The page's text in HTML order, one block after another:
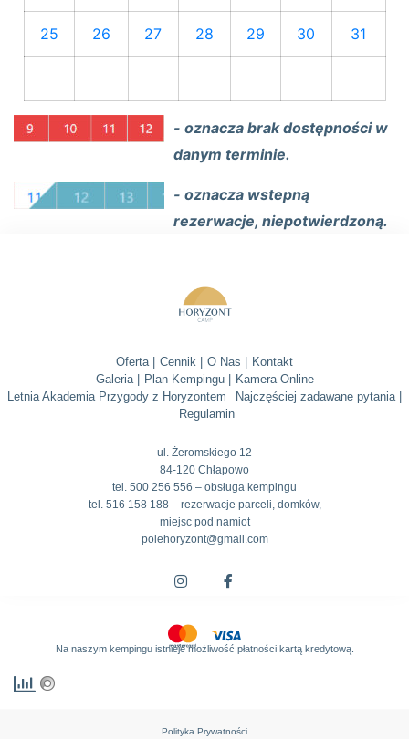
25 26 27 28 29 30 31
- oznacza brak dostępności w
danym terminie.
- oznacza wstepną
rezerwacje, niepotwierdzoną.
Oferta | Cennik | O Nas |
Kontakt
Galeria |
Plan Kempingu |
Kamera Online
Letnia Akademia Przygody z Horyzontem
Najczęściej zadawane pytania |
Regulamin
ul. Żeromskiego 12
84-120 Chłapowo
tel. 500 256 556 – obsługa kempingu
tel. 516 158 188 – rezerwacje parceli, domków,
miejsc pod namiot
polehoryzont@gmail.com
Na naszym kempingu istnieje możliwość płatności kartą kredytową.
Polityka Prywatności